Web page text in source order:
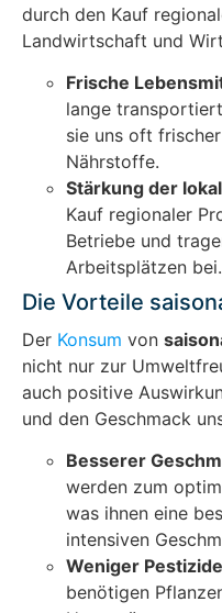
durch den Kauf
Landwirtschaft und
Frische
lange
sie uns oft
Nährstoffe.
Stärkung der
Kauf regionaler
Betriebe und
Arbeitsplätzen bei.
Die Vorteile
Der Konsum von
nicht nur zur
auch positive
und den Geschmack
Besserer
werden zum
was ihnen eine
intensiven
Weniger
benötigen